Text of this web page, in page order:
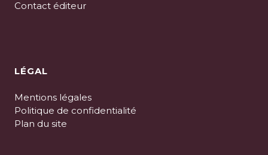
Contact éditeur
LÉGAL
Mentions légales
Politique de confidentialité
Plan du site